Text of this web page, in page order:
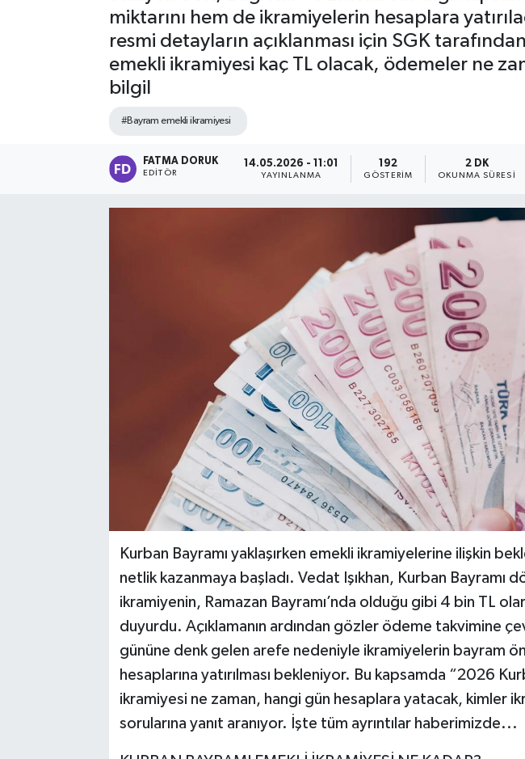
miktarını hem de ikramiyelerin hesaplara
resmi detayların açıklanması için SGK
emekli ikramiyesi kaç TL olacak, ödemeler ne
bilgil
#Bayram emekli ikramiyesi
FATMA DORUK
EDITÖR
14.05.2026 - 11:01
YAYINLANMA
192
GÖSTERIM
2 DK
OKUNMA SÜRESI
Kurban Bayramı yaklaşırken emekli ikramiyelerine ilişkin
netlik kazanmaya başladı. Vedat Işıkhan, Kurban Bayramı
ikramiyenin, Ramazan Bayramı’nda olduğu gibi 4 bin TL
duyurdu. Açıklamanın ardından gözler ödeme takvimine
gününe denk gelen arefe nedeniyle ikramiyelerin bayram
hesaplarına yatırılması bekleniyor. Bu kapsamda “2026
ikramiyesi ne zaman, hangi gün hesaplara yatacak, kimler
sorularına yanıt aranıyor. İşte tüm ayrıntılar haberimizde...